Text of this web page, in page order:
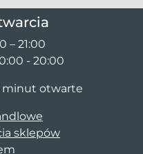
– 21:00
- 20:00
minut otwarte
sklepów